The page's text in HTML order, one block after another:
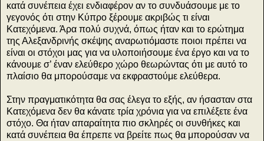
κατά συνέπεια έχει ενδιαφέρον αν το συνδυάσουμε με το
γεγονός ότι στην Κύπρο ξέρουμε ακριβώς τι είναι
Κατεχόμενα. Άρα πολύ συχνά, όπως ήταν και το ερώτημα
της Αλεξανδρινής σκέψης αναρωτιόμαστε ποιοι πρέπει να
είναι οι στόχοι μας για να υλοποιήσουμε ένα έργο και να το
κάνουμε σ’ έναν ελεύθερο χώρο θεωρώντας ότι με αυτό το
πλαίσιο θα μπορούσαμε να εκφραστούμε ελεύθερα.
Στην πραγματικότητα θα σας έλεγα το εξής, αν ήσασταν στα
Κατεχόμενα δεν θα κάνατε τρία χρόνια για να επιλέξετε ένα
στόχο. Θα ήταν απαραίτητα πιο σκληρές οι συνθήκες και
κατά συνέπεια θα έπρεπε να βρείτε πως θα μπορούσαν να